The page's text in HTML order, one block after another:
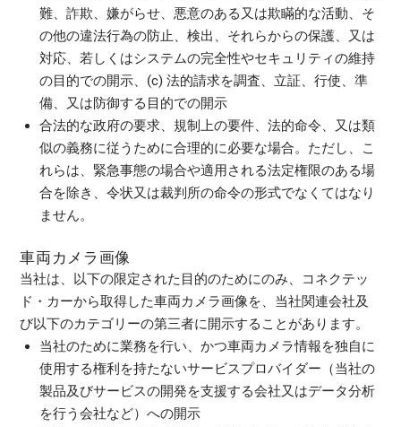
難、詐欺、嫌がらせ、悪意のある又は欺瞞的な活動、そ
の他の違法行為の防止、検出、それらからの保護、又は
対応、若しくはシステムの完全性やセキュリティの維持
の目的での開示、(c) 法的請求を調査、立証、行使、準
備、又は防御する目的での開示
合法的な政府の要求、規制上の要件、法的命令、又は類
似の義務に従うために合理的に必要な場合。ただし、こ
れらは、緊急事態の場合や適用される法定権限のある場
合を除き、令状又は裁判所の命令の形式でなくてはなり
ません。
車両カメラ画像
当社は、以下の限定された目的のためにのみ、コネクテッ
ド・カーから取得した車両カメラ画像を、当社関連会社及
び以下のカテゴリーの第三者に開示することがあります。
当社のために業務を行い、かつ車両カメラ情報を独自に
使用する権利を持たないサービスプロバイダー（当社の
製品及びサービスの開発を支援する会社又はデータ分析
を行う会社など）への開示